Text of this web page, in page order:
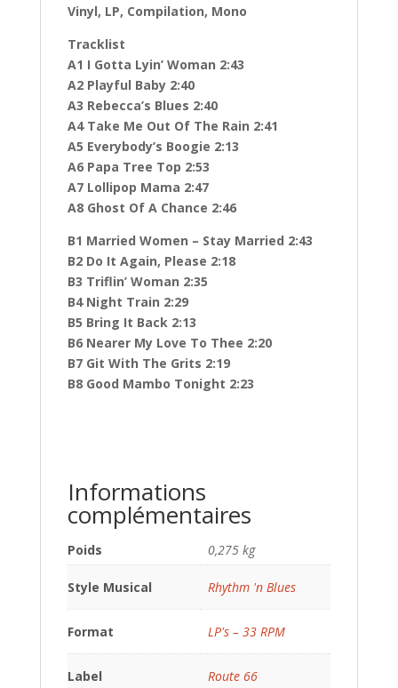
Vinyl, LP, Compilation, Mono
Tracklist
A1 I Gotta Lyin’ Woman 2:43
A2 Playful Baby 2:40
A3 Rebecca’s Blues 2:40
A4 Take Me Out Of The Rain 2:41
A5 Everybody’s Boogie 2:13
A6 Papa Tree Top 2:53
A7 Lollipop Mama 2:47
A8 Ghost Of A Chance 2:46
B1 Married Women – Stay Married 2:43
B2 Do It Again, Please 2:18
B3 Triflin’ Woman 2:35
B4 Night Train 2:29
B5 Bring It Back 2:13
B6 Nearer My Love To Thee 2:20
B7 Git With The Grits 2:19
B8 Good Mambo Tonight 2:23
Informations
complémentaires
Poids 0,275 kg
Style Musical Rhythm 'n Blues
Format LP's – 33 RPM
Label Route 66